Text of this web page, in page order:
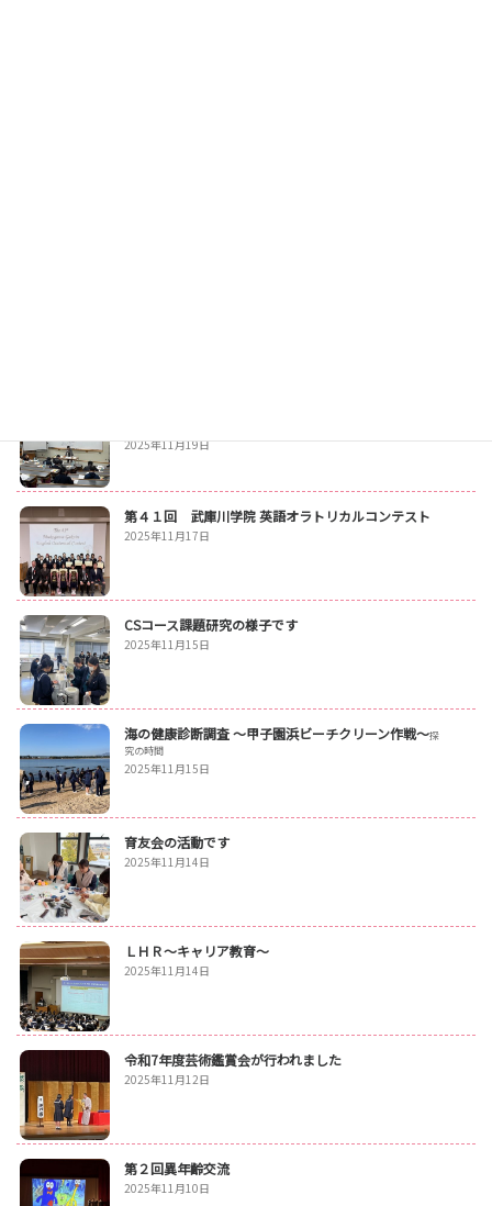
2025年11月19日
第４１回 武庫川学院 英語オラトリカルコンテスト
2025年11月17日
CSコース課題研究の様子です
2025年11月15日
海の健康診断調査 〜甲子園浜ビーチクリーン作戦〜探
究の時間
2025年11月15日
育友会の活動です
2025年11月14日
ＬＨＲ～キャリア教育～
2025年11月14日
令和7年度芸術鑑賞会が行われました
2025年11月12日
第２回異年齢交流
2025年11月10日